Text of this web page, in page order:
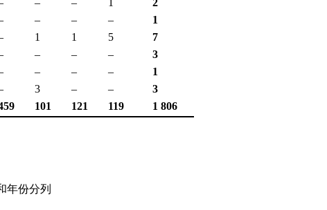
– – 1
2
– – –
1
1 1 5
7
– – –
3
– – –
1
3 – –
3
101 121 119 1 806
年份分列